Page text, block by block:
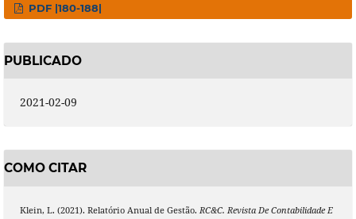
PDF |180-188|
PUBLICADO
2021-02-09
COMO CITAR
Klein, L. (2021). Relatório Anual de Gestão. RC&C. Revista De Contabilidade E